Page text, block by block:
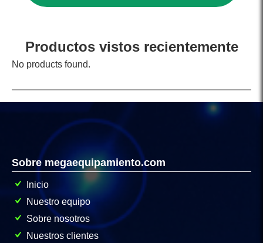
Productos vistos recientemente
No products found.
Sobre megaequipamiento.com
Inicio
Nuestro equipo
Sobre nosotros
Nuestros clientes